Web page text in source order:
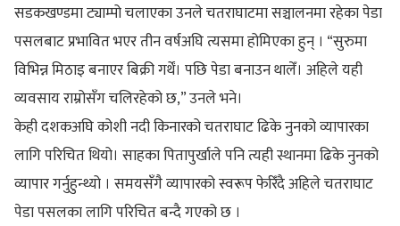
सडकखण्डमा ट्याम्पो चलाएका उनले चतराघाटमा सञ्चालनमा रहेका पेडा
पसलबाट प्रभावित भएर तीन वर्षअघि त्यसमा होमिएका हुन् । “सुरुमा
विभिन्न मिठाइ बनाएर बिक्री गर्थें। पछि पेडा बनाउन थालेँ। अहिले यही
व्यवसाय राम्रोसँग चलिरहेको छ,” उनले भने।
केही दशकअघि कोशी नदी किनारको चतराघाट ढिके नुनको व्यापारका
लागि परिचित थियो। साहका पितापुर्खाले पनि त्यही स्थानमा ढिके नुनको
व्यापार गर्नुहुन्थ्यो । समयसँगै व्यापारको स्वरूप फेरिँदै अहिले चतराघाट
पेडा पसलका लागि परिचित बन्दै गएको छ ।